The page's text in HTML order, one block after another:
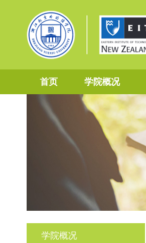
首页 学院概况
学院概况